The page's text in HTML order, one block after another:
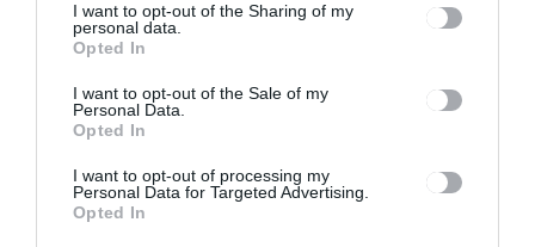
I want to opt-out of the Sharing of my
personal data.
Opted In
I want to opt-out of the Sale of my
Personal Data.
Opted In
I want to opt-out of processing my
Personal Data for Targeted Advertising.
Opted InKeresés